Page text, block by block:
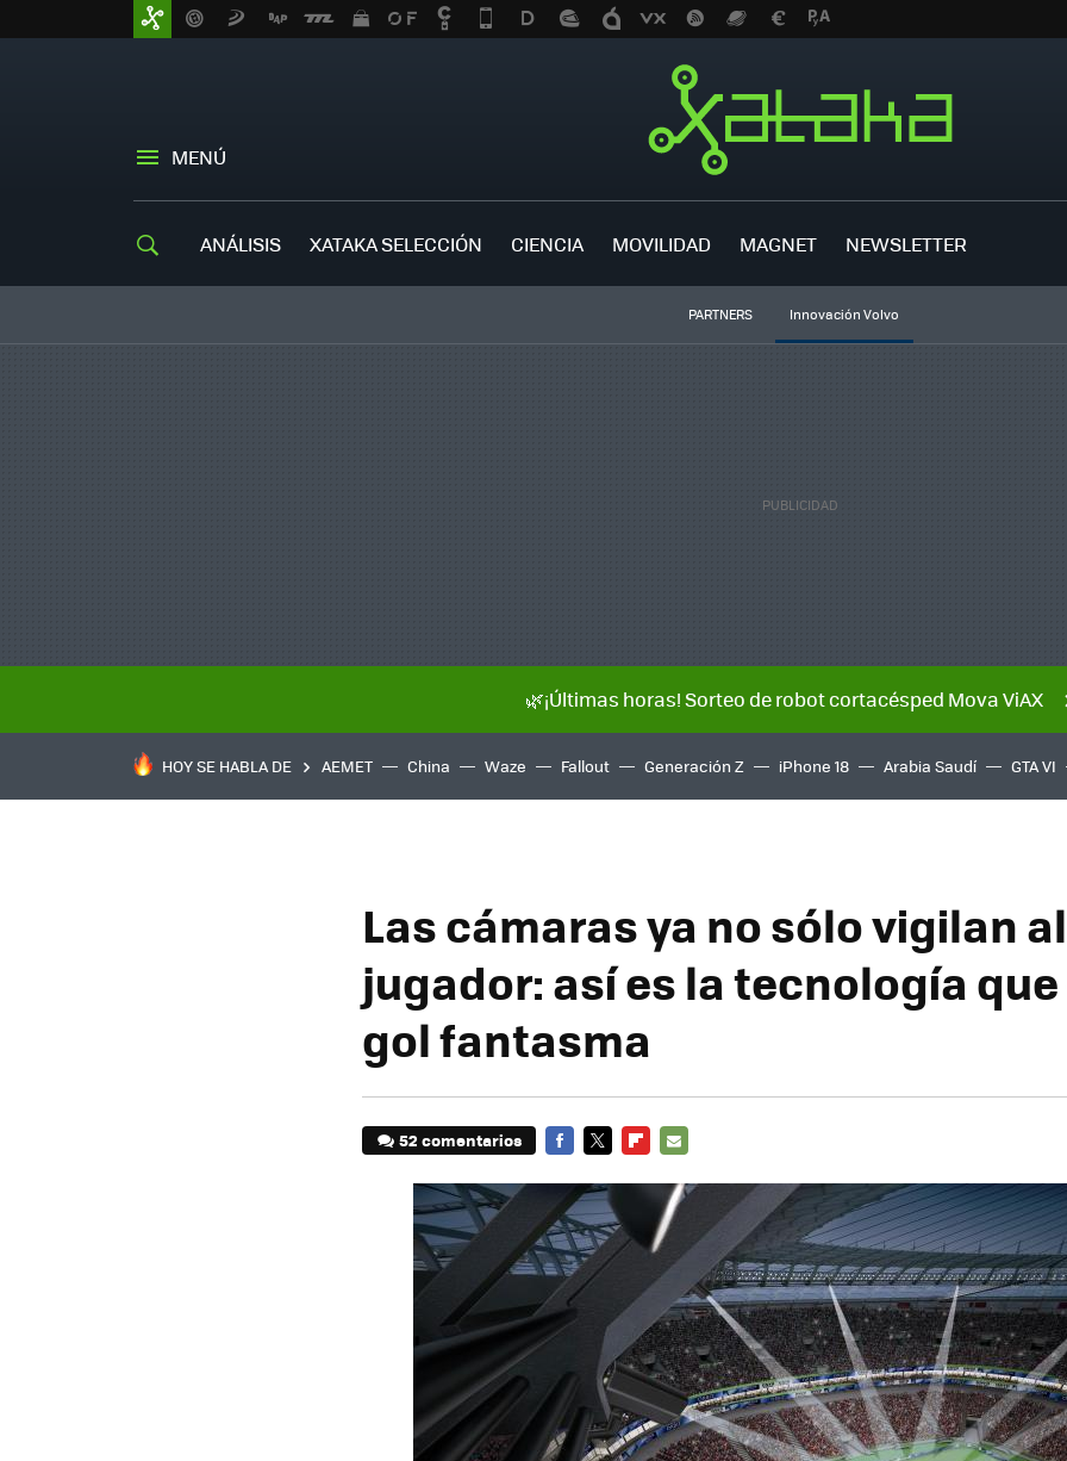
MENÚ
ANÁLISIS XATAKA SELECCIÓN CIENCIA MOVILIDAD MAGNET NEWSLETTER
PARTNERS Innovación Volvo
🌿¡Últimas horas! Sorteo de robot cortacésped Mova ViAX
HOY SE HABLA DE AEMET China Waze Fallout Generación Z iPhone 18 Arabia Saudí GTA VI
Las cámaras ya no sólo vigilan al
jugador: así es la tecnología
gol fantasma
52 comentarios
MAIL